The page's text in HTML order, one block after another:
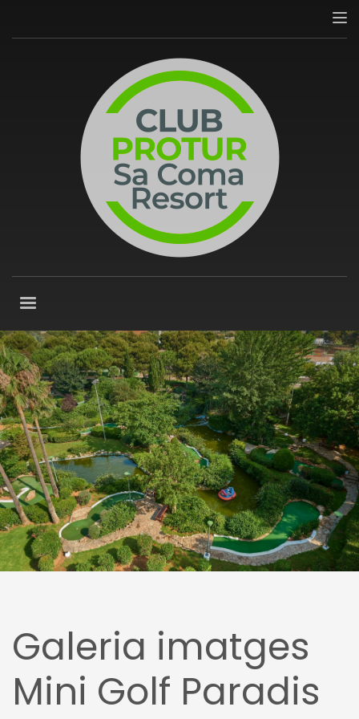
Galeria imatges
Mini Golf Paradis